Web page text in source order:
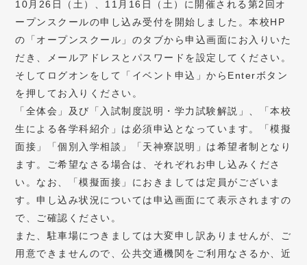
10月26日（土）、11月16日（土）に開催される第2回オ
ープンスクールの申し込み受付を開始しました。本校HP
の「オープンスクール」のタブから申込画面にお入りいた
だき、メールアドレスとパスワードを設定してください。
そしてログオンをして「イベント申込」からEnterボタン
を押してお入りください。
「全体会」及び「入試制度説明・学力試験解説」、「本校
生による各学科紹介」は必須申込となっています。「模擬
面接」「個別入学相談」「天神寮説明」は希望者制となり
ます。ご希望なさる場合は、それぞれお申し込みくださ
い。なお、「模擬面接」におきましては定員がございま
す。申し込み状況については申込画面にて表示されますの
で、ご確認ください。
また、駐車場につきましては大変申し訳ありませんが、ご
用意できませんので、公共交通機関をご利用なさるか、近